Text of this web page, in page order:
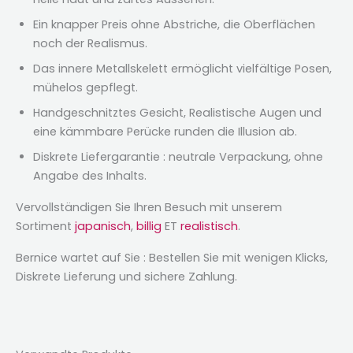
Ein knapper Preis ohne Abstriche, die Oberflächen
noch der Realismus.
Das innere Metallskelett ermöglicht vielfältige Posen,
mühelos gepflegt.
Handgeschnitztes Gesicht, Realistische Augen und
eine kämmbare Perücke runden die Illusion ab.
Diskrete Liefergarantie : neutrale Verpackung, ohne
Angabe des Inhalts.
Vervollständigen Sie Ihren Besuch mit unserem
Sortiment japanisch, billig ET realistisch.
Bernice wartet auf Sie : Bestellen Sie mit wenigen Klicks,
Diskrete Lieferung und sichere Zahlung.